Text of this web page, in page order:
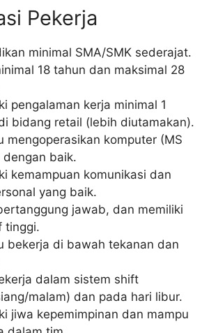
Pekerja
minimal SMA/SMK sederajat.
18 tahun dan maksimal 28
pengalaman kerja minimal 1
bidang retail (lebih diutamakan).
mengoperasikan komputer (MS
dengan baik.
kemampuan komunikasi dan
yang baik.
jawab, dan memiliki
tinggi.
bekerja di bawah tekanan dan
dalam sistem shift
malam) dan pada hari libur.
jiwa kepemimpinan dan mampu